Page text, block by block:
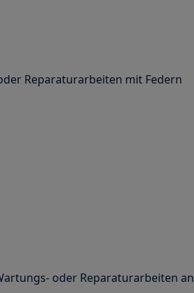
Reparaturarbeiten mit Federn
oder Reparaturarbeiten an